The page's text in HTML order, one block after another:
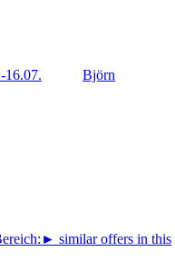
16.07. Björn
► similar offers in this